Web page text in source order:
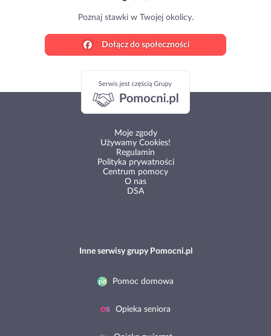
Poznaj stawki w Twojej okolicy.
Dołącz do społeczności
Moje zgody
Używamy Cookies!
Regulamin
Polityka prywatności
Centrum pomocy
O nas
DSA
Inne serwisy grupy Pomocni.pl
Pomoc domowa
Opieka seniora